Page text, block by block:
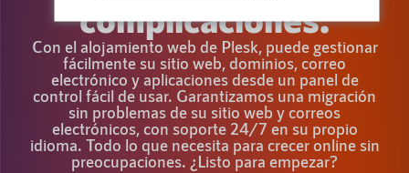
complicaciones.
Con el alojamiento web de Plesk, puede gestionar
fácilmente su sitio web, dominios, correo
electrónico y aplicaciones desde un panel de
control fácil de usar. Garantizamos una migración
sin problemas de su sitio web y correos
electrónicos, con soporte 24/7 en su propio
idioma. Todo lo que necesita para crecer online sin
preocupaciones. ¿Listo para empezar?